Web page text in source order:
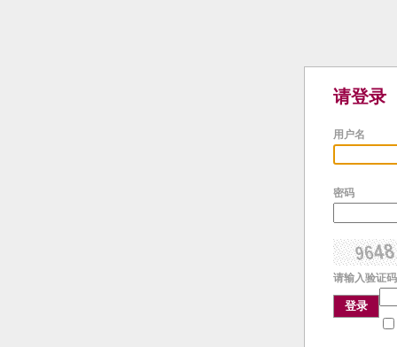
请登录
用户名
密码
请输入验证
登录